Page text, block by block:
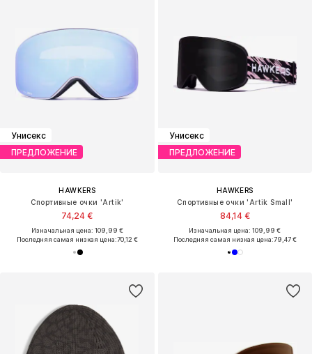
Унисекс
ПРЕДЛОЖЕНИЕ
HAWKERS
Спортивные очки 'Artik'
74,24 €
Изначальная цена: 109,99 €
Последняя самая низкая цена:70,12 €
Унисекс
ПРЕДЛОЖЕНИЕ
HAWKERS
Спортивные очки 'Artik Small'
84,14 €
Изначальная цена: 109,99 €
Последняя самая низкая цена:79,47 €